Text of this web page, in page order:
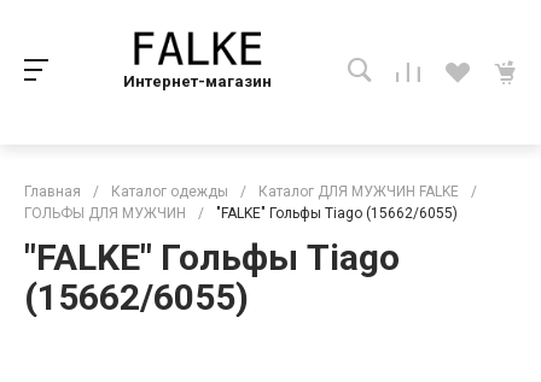
Интернет-магазин
Главная / Каталог одежды / Каталог ДЛЯ МУЖЧИН FALKE
/
ГОЛЬФЫ ДЛЯ МУЖЧИН
/ "FALKE" Гольфы Tiago (15662/6055)
"FALKE" Гольфы Tiago
(15662/6055)